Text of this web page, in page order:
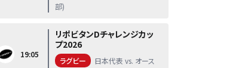
部)
19:05
リポビタンDチャレンジカッ
プ2026
ラグビー
日本代表 vs. オース